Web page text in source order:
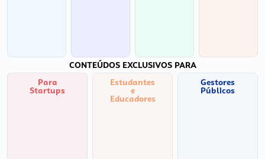
CONTEÚDOS EXCLUSIVOS PARA
Para
Startups
Estudantes
e
Educadores
Gestores
Públicos